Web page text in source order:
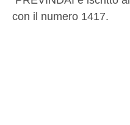
con il numero 1417.